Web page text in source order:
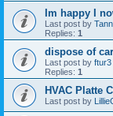
Im happy I
Last post by
Replies: 1
dispose of
Last post by ftur3
Replies: 1
HVAC Platte
Last post by